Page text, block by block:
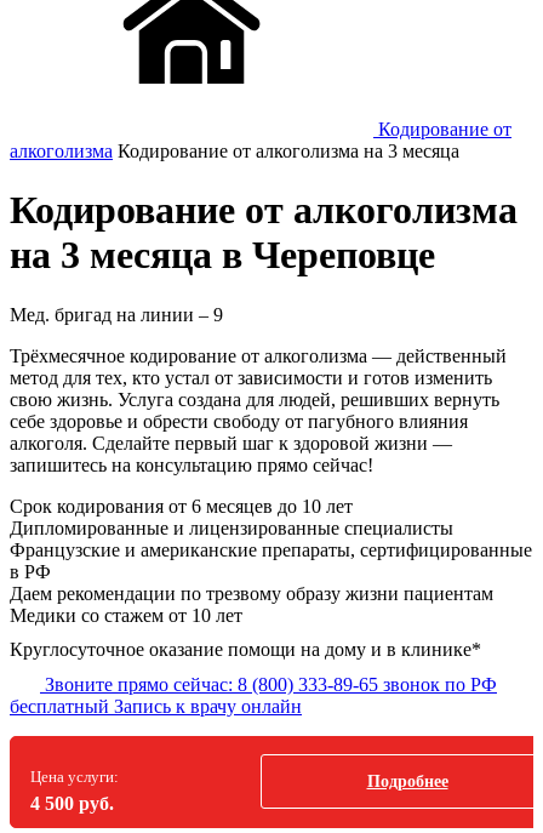
Кодирование от
алкоголизма Кодирование от алкоголизма на 3 месяца
Кодирование от алкоголизма
на 3 месяца в Череповце
Мед. бригад на линии – 9
Трёхмесячное кодирование от алкоголизма — действенный
метод для тех, кто устал от зависимости и готов изменить
свою жизнь. Услуга создана для людей, решивших вернуть
себе здоровье и обрести свободу от пагубного влияния
алкоголя. Сделайте первый шаг к здоровой жизни —
запишитесь на консультацию прямо сейчас!
Срок кодирования от 6 месяцев до 10 лет
Дипломированные и лицензированные специалисты
Французские и американские препараты, сертифицированные
в РФ
Даем рекомендации по трезвому образу жизни пациентам
Медики со стажем от 10 лет
Круглосуточное оказание помощи на дому и в клинике*
Звоните прямо сейчас: 8 (800) 333-89-65 звонок по РФ
бесплатный Запись к врачу онлайн
Цена услуги:
4 500 руб.
Подробнее